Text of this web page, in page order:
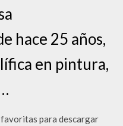
hace 25 años,
en pintura,
para descargar